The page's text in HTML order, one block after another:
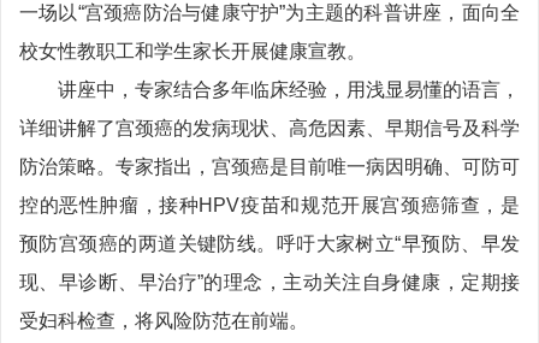
一场以“宫颈癌防治与健康守护”为主题的科普讲座，面向全
校女性教职工和学生家长开展健康宣教。
讲座中，专家结合多年临床经验，用浅显易懂的语言，
详细讲解了宫颈癌的发病现状、高危因素、早期信号及科学
防治策略。专家指出，宫颈癌是目前唯一病因明确、可防可
控的恶性肿瘤，接种HPV疫苗和规范开展宫颈癌筛查，是
预防宫颈癌的两道关键防线。呼吁大家树立“早预防、早发
现、早诊断、早治疗”的理念，主动关注自身健康，定期接
受妇科检查，将风险防范在前端。